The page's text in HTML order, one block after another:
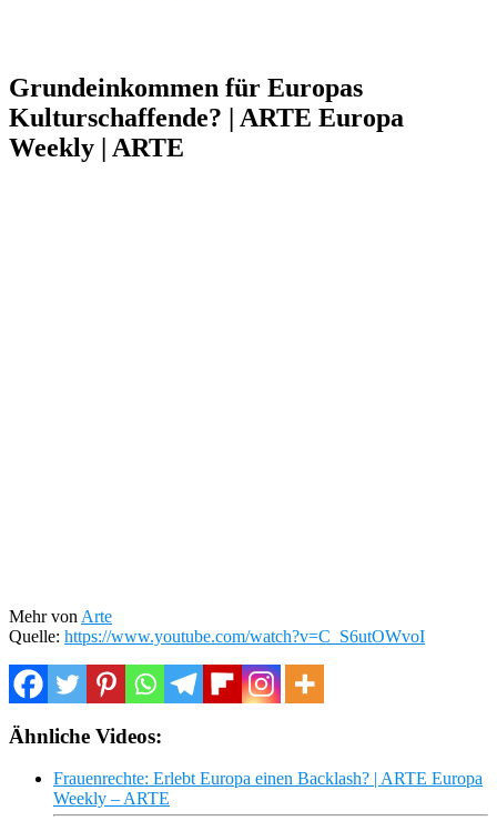
Grundeinkommen für Europas
Kulturschaffende? | ARTE Europa
Weekly | ARTE
Mehr von Arte
Quelle: https://www.youtube.com/watch?v=C_S6utOWvoI
Ähnliche Videos:
Frauenrechte: Erlebt Europa einen Backlash? | ARTE Europa
Weekly – ARTE